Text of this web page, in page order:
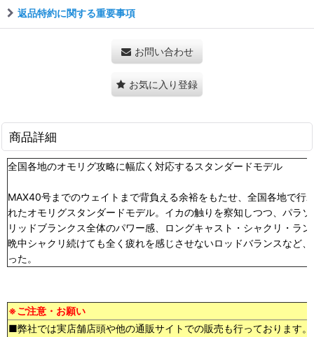
返品特約に関する重要事項
お問い合わせ
お気に入り登録
商品詳細
全国各地のオモリグ攻略に幅広く対応するスタンダードモデル
MAX40号までのウェイトまで背負える余裕をもたせ、全国各地で
れたオモリグスタンダードモデル。イカの触りを察知しつつ、パラ
リッドブランクス全体のパワー感、ロングキャスト・シャクリ・ラ
晩中シャクリ続けても全く疲れを感じさせないロッドバランスなど
った。
※ご注意・お願い
■弊社では実店舗店頭や他の通販サイトでの販売も行っております